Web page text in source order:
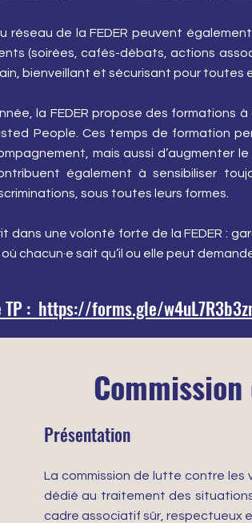
réseau de la FEDER peuvent
(soirées, cafés-débats, actions
bienveillant et sécurisant pour toutes
la FEDER propose des formations
People. Ces temps de formation
mais aussi d’augmenter
également à sensibiliser
sous toutes leurs formes.
dans une volonté forte de la FEDER :
chacun·e sait qu’il ou elle peut
TP : https://forms.gle/
Présentation
La commission de lutte contre les
dédié au traitement des
cadre associatif sûr, respectueux